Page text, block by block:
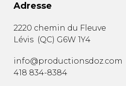
Adresse
2220 chemin du Fleuve
Lévis (QC) G6W 1Y4
info@productionsdoz.com
418 834-8384